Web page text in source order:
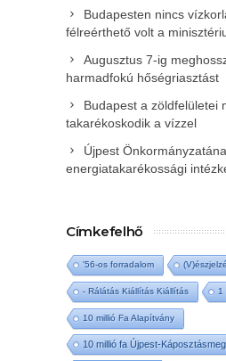
Budapesten nincs
félreérthető volt a
Augusztus 7-ig
harmadfokú hőségriasztást
Budapest a zöldfelületei
takarékoskodik a vízzel
Újpest
energiatakarékossági
Címkefelhő
'56-os forradalom
- Rálátás Kiállítás Kiállítás 1
10 millió Fa Alapítvány
10 millió fa Újpest-